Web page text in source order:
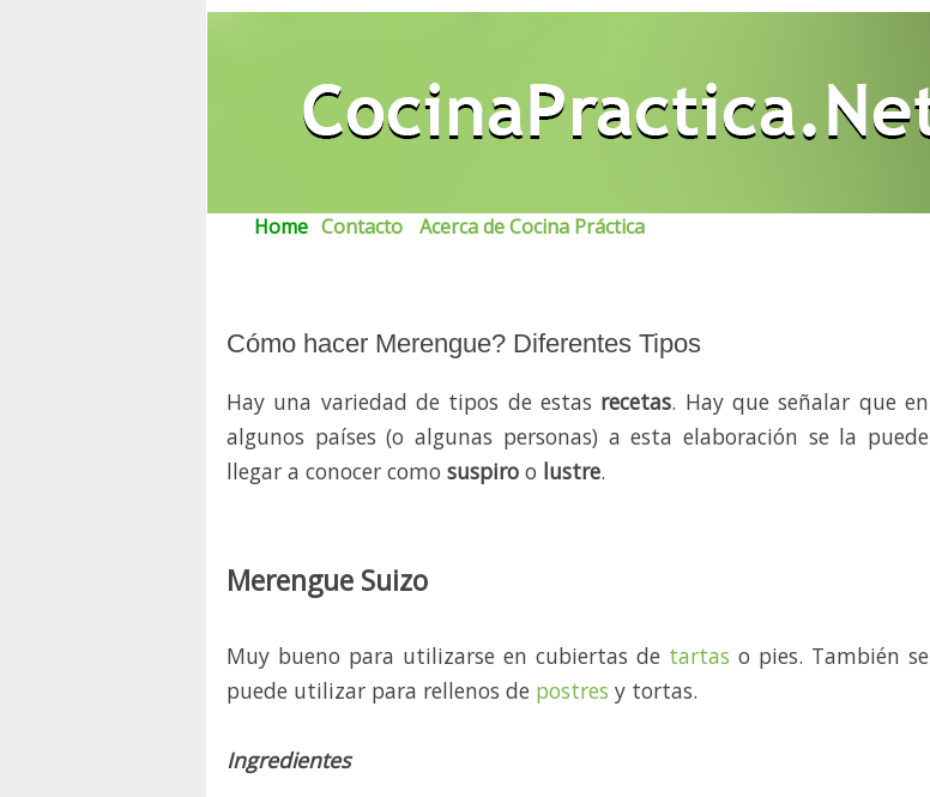
Home Contacto Acerca de Cocina Práctica
Cómo hacer Merengue? Diferentes Tipos
Hay una variedad de tipos de estas recetas. Hay que señalar que en
algunos países (o algunas personas) a esta elaboración se la puede
llegar a conocer como suspiro o lustre.
Merengue Suizo
Muy bueno para utilizarse en cubiertas de tartas o pies. También se
puede utilizar para rellenos de postres y tortas.
Ingredientes